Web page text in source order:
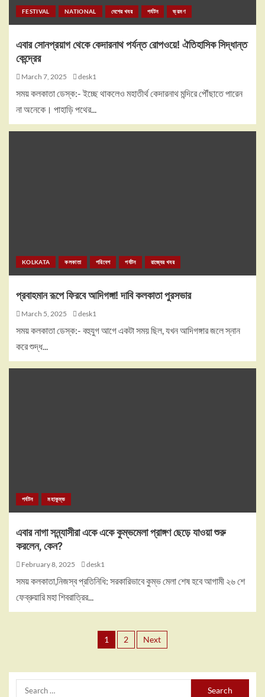
FESTIVAL NATIONAL দেশের খবর পর্যটন ভ্রমণ
এবার সোনপ্রয়াগ থেকে কেদারনাথ পর্যন্ত রোপওয়ে! ঐতিহাসিক সিদ্ধান্ত
কেন্দ্রের
March 7, 2025 desk1
সময় কলকাতা ডেস্ক:- ইচ্ছে থাকলেও মহাতীর্থ কেদারনাথ মন্দিরে পৌঁছাতে পারেন
না অনেকে। পাহাড়ি পথের...
KOLKATA কলকাতা পরিবেশ পর্যটন রাজ্যের খবর
প্রবাহমান রূপে ফিরবে আদিগঙ্গা! দাবি কলকাতা পুরসভার
March 5, 2025 desk1
সময় কলকাতা ডেস্ক:- বহুযুগ আগে একটা সময় ছিল, যখন আদিগঙ্গার জলে স্নান
করে শুদ্ধ...
পর্যটন মহাকুম্ভ
এবার নাগা সন্ন্যাসীরা একে একে কুম্ভমেলা প্রাঙ্গণ ছেড়ে যাওয়া শুরু
করলেন, কেন?
February 8, 2025 desk1
সময় কলকাতা,নিজস্ব প্রতিনিধি: সরকারিভাবে কুম্ভ মেলা শেষ হবে আগামী ২৬ শে
ফেব্রুয়ারি মহা শিবরাত্রির...
1 2 Next